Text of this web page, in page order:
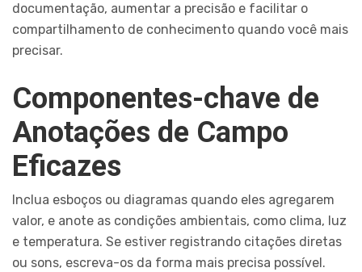
documentação, aumentar a precisão e facilitar o
compartilhamento de conhecimento quando você mais
precisar.
Componentes-chave de
Anotações de Campo
Eficazes
Inclua esboços ou diagramas quando eles agregarem
valor, e anote as condições ambientais, como clima, luz
e temperatura. Se estiver registrando citações diretas
ou sons, escreva-os da forma mais precisa possível.